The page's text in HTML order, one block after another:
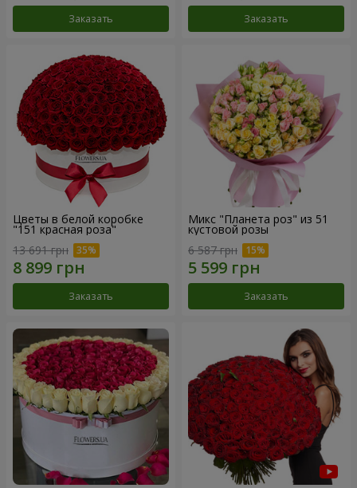
Заказать Заказать
Цветы в белой коробке
"151 красная роза"
13 691 грн
Заказать
Микс "Планета роз" из 51
кустовой розы
6 587 грн
Заказать